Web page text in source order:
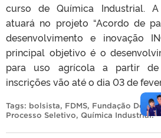
curso de Química Industrial. A
atuará no projeto “Acordo de
desenvolvimento e inovação
principal objetivo é o
para uso agrícola a partir
inscrições vão até o dia 03 de
Tags: bolsista, FDMS, Fundação Delfim
Processo Seletivo, Química Industrial.